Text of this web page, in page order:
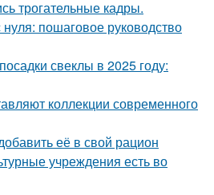
трогательные кадры.
пошаговое руководство
свеклы в 2025 году:
коллекции современного
её в свой рацион
учреждения есть во